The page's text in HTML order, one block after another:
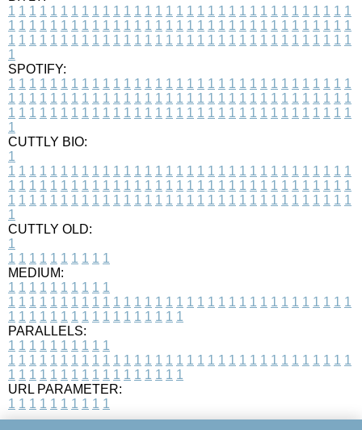
1 1 1 1 1 1 1 1 1 1 1 1 1 1 1 1 1 1 1 1 1 1 1 1 1 1 1 1 1 1 1 1 1
1 1 1 1 1 1 1 1 1 1 1 1 1 1 1 1 1 1 1 1 1 1 1 1 1 1 1 1 1 1 1 1 1
1 1 1 1 1 1 1 1 1 1 1 1 1 1 1 1 1 1 1 1 1 1 1 1 1 1 1 1 1 1 1 1 1
1
SPOTIFY:
1 1 1 1 1 1 1 1 1 1 1 1 1 1 1 1 1 1 1 1 1 1 1 1 1 1 1 1 1 1 1 1 1
1 1 1 1 1 1 1 1 1 1 1 1 1 1 1 1 1 1 1 1 1 1 1 1 1 1 1 1 1 1 1 1 1
1 1 1 1 1 1 1 1 1 1 1 1 1 1 1 1 1 1 1 1 1 1 1 1 1 1 1 1 1 1 1 1 1
1
CUTTLY BIO:
1
1 1 1 1 1 1 1 1 1 1 1 1 1 1 1 1 1 1 1 1 1 1 1 1 1 1 1 1 1 1 1 1 1
1 1 1 1 1 1 1 1 1 1 1 1 1 1 1 1 1 1 1 1 1 1 1 1 1 1 1 1 1 1 1 1 1
1 1 1 1 1 1 1 1 1 1 1 1 1 1 1 1 1 1 1 1 1 1 1 1 1 1 1 1 1 1 1 1 1
1
CUTTLY OLD:
1
1 1 1 1 1 1 1 1 1 1
MEDIUM:
1 1 1 1 1 1 1 1 1 1
1 1 1 1 1 1 1 1 1 1 1 1 1 1 1 1 1 1 1 1 1 1 1 1 1 1 1 1 1 1 1 1 1
1 1 1 1 1 1 1 1 1 1 1 1 1 1 1 1 1
PARALLELS:
1 1 1 1 1 1 1 1 1 1
1 1 1 1 1 1 1 1 1 1 1 1 1 1 1 1 1 1 1 1 1 1 1 1 1 1 1 1 1 1 1 1 1
1 1 1 1 1 1 1 1 1 1 1 1 1 1 1 1 1
URL PARAMETER:
1 1 1 1 1 1 1 1 1 1